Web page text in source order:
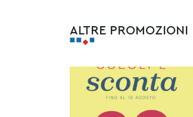
ALTRE PROMOZIONI